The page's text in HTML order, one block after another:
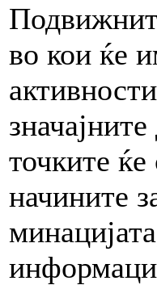
во кои ќе
точките
начините